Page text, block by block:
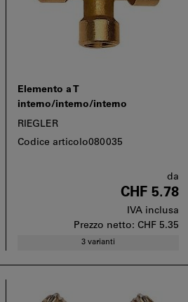
Elemento a T
interno/interno/interno
RIEGLER
Codice articolo080035
da
CHF 5.78
IVA inclusa
Prezzo netto:CHF 5.35
3 varianti